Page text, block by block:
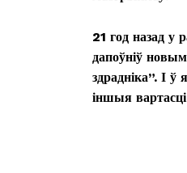
21 год назад у
дапоўніў
здрадніка”. І
іншыя